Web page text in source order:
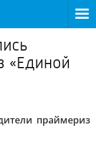
«Единой
праймериз